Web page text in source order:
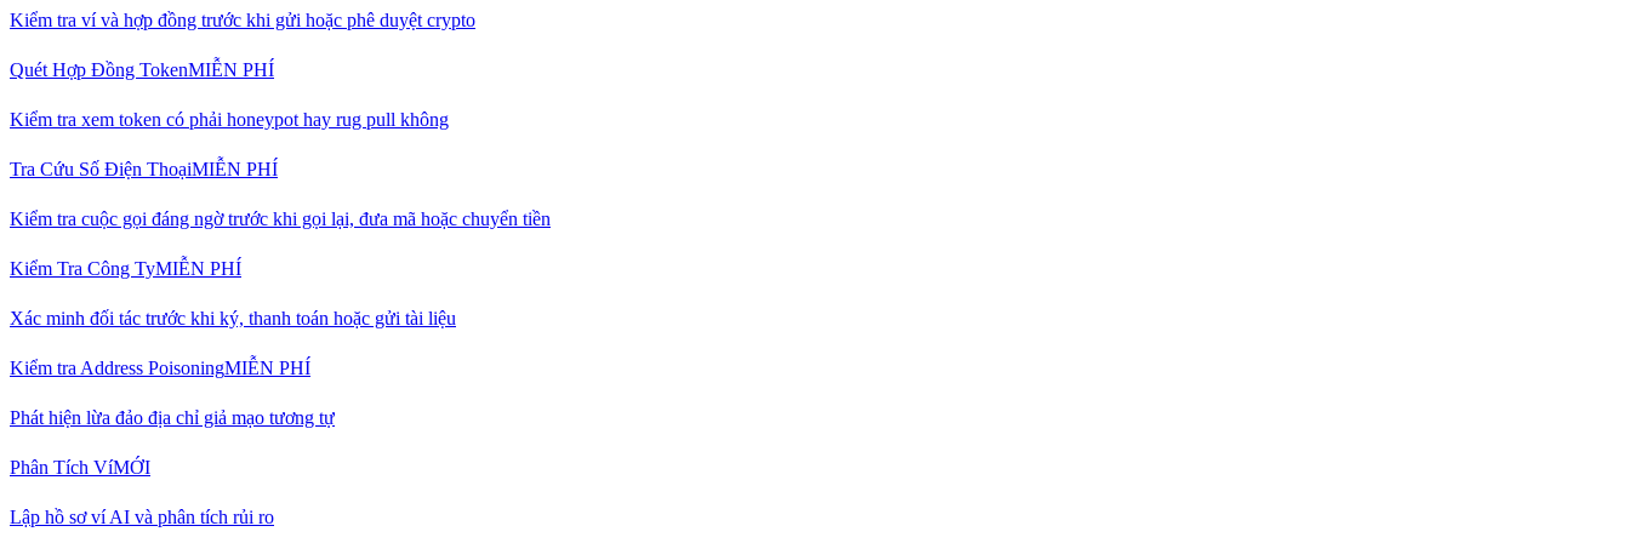
Kiểm tra ví và hợp đồng trước khi gửi hoặc phê duyệt crypto
Quét Hợp Đồng TokenMIỄN PHÍ
Kiểm tra xem token có phải honeypot hay rug pull không
Tra Cứu Số Điện ThoạiMIỄN PHÍ
Kiểm tra cuộc gọi đáng ngờ trước khi gọi lại, đưa mã hoặc chuyển tiền
Kiểm Tra Công TyMIỄN PHÍ
Xác minh đối tác trước khi ký, thanh toán hoặc gửi tài liệu
Kiểm tra Address PoisoningMIỄN PHÍ
Phát hiện lừa đảo địa chỉ giả mạo tương tự
Phân Tích VíMỚI
Lập hồ sơ ví AI và phân tích rủi ro